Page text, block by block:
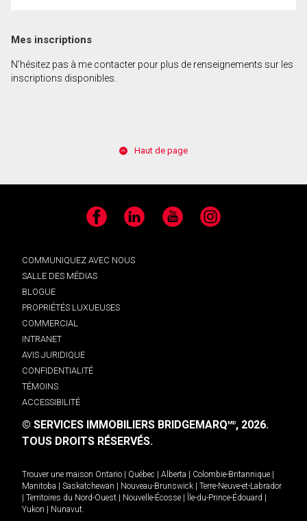
Mes inscriptions
N'hésitez pas à me contacter pour plus de renseignements sur les
inscriptions disponibles.
Haut de page
Facebook LinkedIn YouTube Instagram
COMMUNIQUEZ AVEC NOUS
SALLE DES MÉDIAS
BLOGUE
PROPRIÉTÉS LUXUEUSES
COMMERCIAL
INTRANET
AVIS JURIDIQUE
CONFIDENTIALITÉ
TÉMOINS
ACCESSIBILITÉ
© SERVICES IMMOBILIERS BRIDGEMARQMD, 2026.
TOUS DROITS RÉSERVÉS.
Trouver une maison Ontario Québec Alberta Colombie-Britannique
Manitoba
Saskatchewan Nouveau-Brunswick
Terre-Neuve-et-Labrador
Territoires du Nord-Ouest Nouvelle-Écosse Île-du-Prince-Édouard
Yukon
Nunavut.